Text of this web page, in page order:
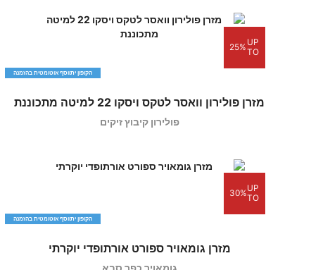
UP
TO
25%
הקופון יתווסף אוטומטית בהזמנה
מזרן פולירון וואסר לטקס ויסקו 22 למיטה מתכוננת
פולירון קיבוץ זיקים
UP
TO
30%
הקופון יתווסף אוטומטית בהזמנה
מזרן גומאויר ספורט אורתופדי יוקרתי
גומאויר כפר סבא